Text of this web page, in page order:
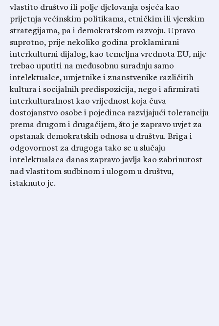
vlastito društvo ili polje djelovanja osjeća kao
prijetnja većinskim politikama, etničkim ili vjerskim
strategijama, pa i demokratskom razvoju. Upravo
suprotno, prije nekoliko godina proklamirani
interkulturni dijalog, kao temeljna vrednota EU, nije
trebao uputiti na međusobnu suradnju samo
intelektualce, umjetnike i znanstvenike različitih
kultura i socijalnih predispozicija, nego i afirmirati
interkulturalnost kao vrijednost koja čuva
dostojanstvo osobe i pojedinca razvijajući toleranciju
prema drugom i drugačijem, što je zapravo uvjet za
opstanak demokratskih odnosa u društvu. Briga i
odgovornost za drugoga tako se u slučaju
intelektualaca danas zapravo javlja kao zabrinutost
nad vlastitom sudbinom i ulogom u društvu,
istaknuto je.